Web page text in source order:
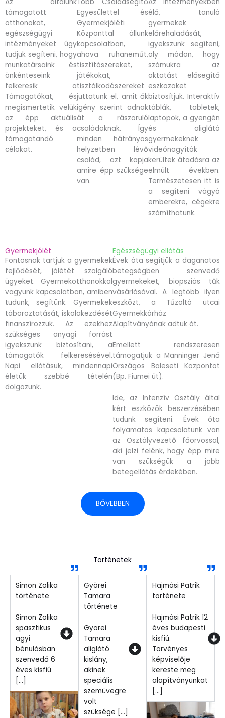
támogatott
otthonokat,
egészségügyi
intézményeket úgy
tudjuk segíteni, hogy
munkatársaink és
önkénteseink
felkeresik a
Támogatókat, és
megismertetik velük
az épp aktuális
projekteket, és a
támogatandó
célokat.
Egyesülettel és
Gyermekjóléti
Központtal állunk
kapcsolatban,
ahova ruhaneműt,
tisztítószereket,
játékokat,
tisztálkodószereket
juttatunk el, amit ők
igény szerint adnak
át a rászoruló
családoknak. Így
minden hátrányos
helyzetben lévő
család, azt kapja
amire épp szüksége
van.
élő, tanuló
gyermekek
előrehaladását,
igyekszünk segíteni,
oly módon, hogy
számukra az
oktatást elősegítő
eszközöket
biztosítjuk. Interaktív
táblák, tabletek,
laptopok, a gyengén
és aliglátó
gyermekeknek
videónagyítók
kerültek átadásra az
elmúlt években.
Természetesen itt is
a segíteni vágyó
emberekre, cégekre
számíthatunk.
Gyermekjólét
Fontosnak tartjuk a gyermekek
fejlődését, jólétét szolgáló
ügyeket. Gyermekotthonokkal
vagyunk kapcsolatban, amiben
tudunk, segítünk. Gyermekek
táboroztatását, iskolakezdését
finanszírozzuk. Az ezekhez
szükséges anyagi forrást
igyekszünk biztosítani, a
támogatók felkeresésével.
Napi ellátásuk, mindennapi
életük szebbé tételén
dolgozunk.
Egészségügyi ellátás
Évek óta segítjük a daganatos
betegségben szenvedő
gyermekeket, biopsziás tűk
vásárlásával. A legtöbb ilyen
eszközt, a Tűzoltó utcai
Gyermekkórház
Alapítványának adtuk át.
Emellett rendszeresen
támogatjuk a Manninger Jenő
Országos Baleseti Központot
(Bp. Fiumei út).
Ide, az Intenzív Osztály által
kért eszközök beszerzésében
tudunk segíteni. Évek óta
folyamatos kapcsolatunk van
az Osztályvezető főorvossal,
aki jelzi felénk, hogy épp mire
van szükségük a jobb
betegellátás érdekében.
BŐVEBBEN
Történetek
Simon Zolika
története
Simon Zolika
spasztikus
agyi
bénulásban
szenvedő 6
éves kisfiú
[...]
Györei
Tamara
története
Györei
Tamara
aliglátó
kislány,
akinek
speciális
szemüvegre
volt
szüksége [...]
Hajmási Patrik
története
Hajmási Patrik 12
éves budapesti
kisfiú.
Törvényes
képviselője
kereste meg
alapítványunkat
[...]